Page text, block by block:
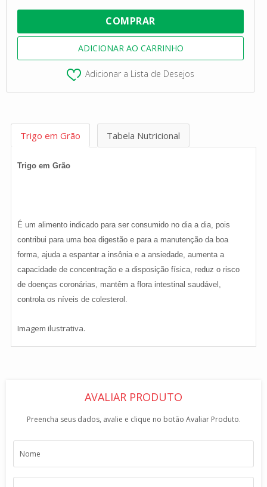
Adicionar a Lista de Desejos
Trigo em Grão Tabela Nutricional
Trigo em Grão
É um alimento indicado para ser consumido no dia a dia, pois
contribui para uma boa digestão e para a manutenção da boa
forma, ajuda a espantar a insônia e a ansiedade, aumenta a
capacidade de concentração e a disposição física, reduz o risco
de doenças coronárias, mantêm a flora intestinal saudável,
controla os níveis de colesterol.
Imagem ilustrativa.
AVALIAR PRODUTO
Preencha seus dados, avalie e clique no botão Avaliar Produto.